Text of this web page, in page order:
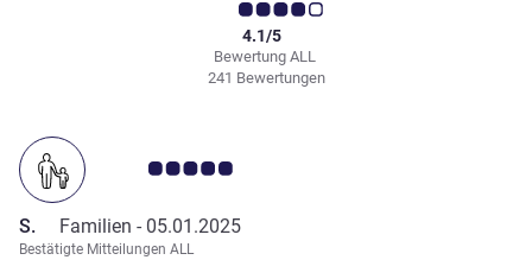
Bewertung ALL
4.1/5
241 Bewertungen
Note Kundenmeinungen 5.0/5
S. Familien - 05.01.2025
Bestätigte Mitteilungen ALL